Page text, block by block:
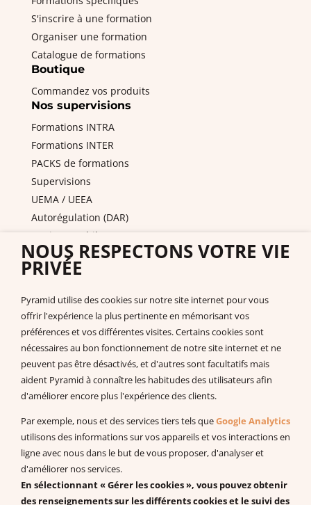
S'inscrire à une formation
Organiser une formation
Catalogue de formations
Boutique
Commandez vos produits
Nos supervisions
Formations INTRA
Formations INTER
PACKS de formations
Supervisions
UEMA / UEEA
Autorégulation (DAR)
Equipes mobiles / PAS
DITEP et services de l'ASE
Nous contacter
+33 175432963
support@pecs-france.fr
Numéro de déclaration : 11940926794
SIRET : 444 268 320 000 41
La documentation
Documentation à télécharger
Vidéos
Programmes PDF
Recherches et publications scientifiques
EBP : Basé sur des données probantes
Livres à télécharger (en anglais)
NOUS RESPECTONS VOTRE VIE
PRIVÉE
Pyramid utilise des cookies sur notre site internet pour vous
offrir l'expérience la plus pertinente en mémorisant vos
préférences et vos différentes visites. Certains cookies sont
nécessaires au bon fonctionnement de notre site internet et ne
peuvent pas être désactivés, et d'autres sont facultatifs mais
aident Pyramid à connaître les habitudes des utilisateurs afin
d'améliorer encore plus l'expérience des clients.
Par exemple, nous et des services tiers tels queGoogle Analytics
utilisons des informations sur vos appareils et vos interactions en
ligne avec nous dans le but de vous proposer, d'analyser et
d'améliorer nos services.
En sélectionnant « Gérer les cookies », vous pouvez obtenir
des renseignements sur les différents cookies et le suivi des